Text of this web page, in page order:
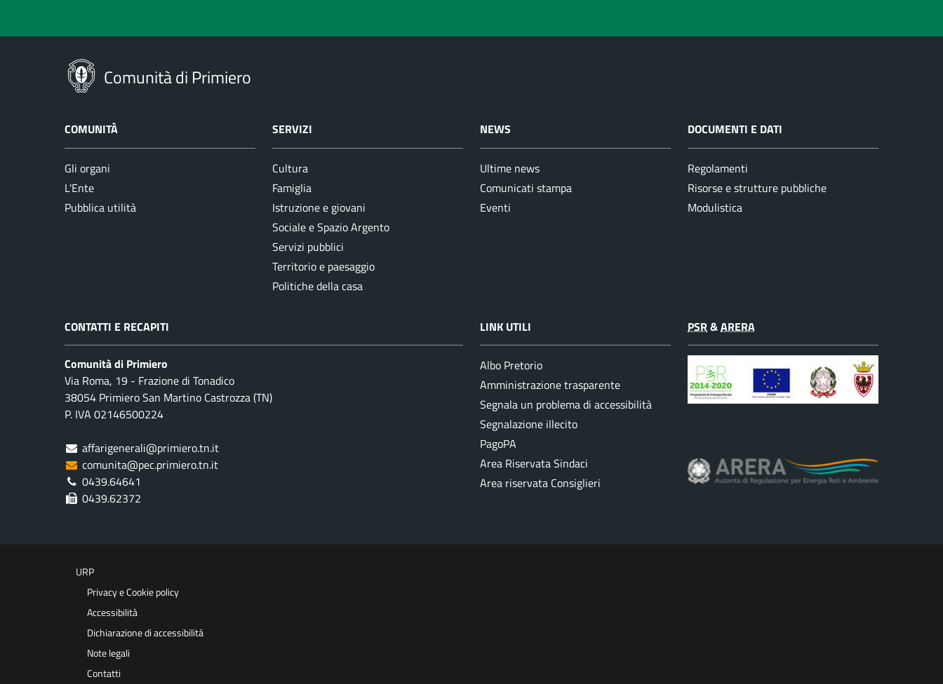
Comunità di Primiero
COMUNITÀ
Gli organi
L'Ente
Pubblica utilità
SERVIZI
Cultura
Famiglia
Istruzione e giovani
Sociale e Spazio Argento
Servizi pubblici
Territorio e paesaggio
Politiche della casa
NEWS
Ultime news
Comunicati stampa
Eventi
DOCUMENTI E DATI
Regolamenti
Risorse e strutture pubbliche
Modulistica
CONTATTI E RECAPITI
Comunità di Primiero
Via Roma, 19 - Frazione di Tonadico
38054 Primiero San Martino Castrozza (TN)
P. IVA 02146500224
affarigenerali@primiero.tn.it
comunita@pec.primiero.tn.it
0439.64641
0439.62372
LINK UTILI
Albo Pretorio
Amministrazione trasparente
Segnala un problema di accessibilità
Segnalazione illecito
PagoPA
Area Riservata Sindaci
Area riservata Consiglieri
PSR&ARERA
URP
Privacy e Cookie policy
Accessibilità
Dichiarazione di accessibilità
Note legali
Contatti